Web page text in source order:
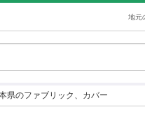
地元
県のファブリック、カバー